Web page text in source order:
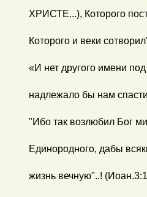
ХРИСТЕ...), Которого
Которого и веки
«И нет другого имени
надлежало бы нам
"Ибо так возлюбил Бог
Единородного, дабы
жизнь вечную"..!